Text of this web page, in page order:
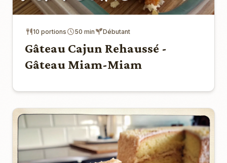
10 portions 50 min Débutant
Gâteau Cajun Rehaussé -
Gâteau Miam-Miam